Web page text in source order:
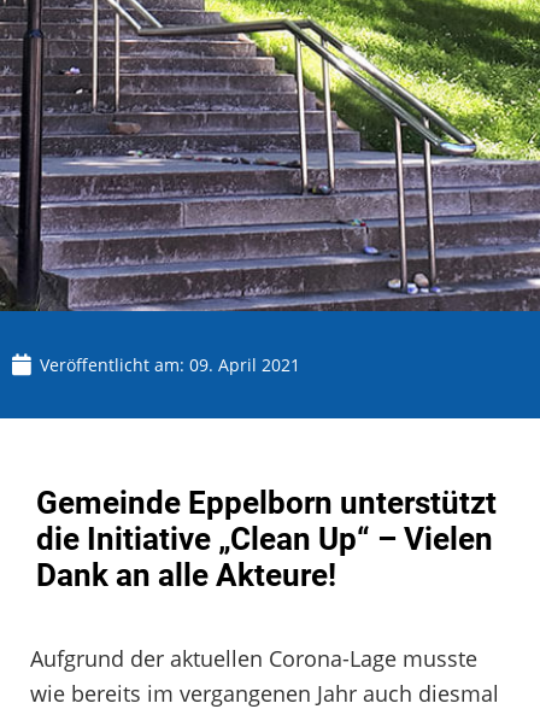
Veröffentlicht am: 09. April 2021
Gemeinde Eppelborn unterstützt
die Initiative „Clean Up“ – Vielen
Dank an alle Akteure!
Aufgrund der aktuellen Corona-Lage musste
wie bereits im vergangenen Jahr auch diesmal